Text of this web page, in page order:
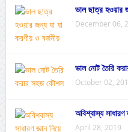
ভাল ছাত্র হওয়ার
December 06,
ভাল নোট তৈরি
October 02,
অবিশ্বাস্য
April 28, 2019